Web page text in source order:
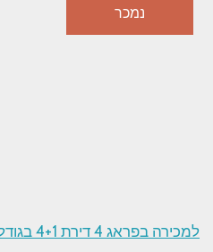
נמכר
למכירה בפראג 4 דירת 4+1 בגודל 120 מ"ר